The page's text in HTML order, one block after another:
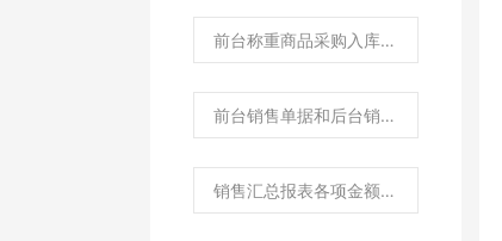
前台称重商品采购入库录入称重数量如何操作？
前台销售单据和后台销售单据笔数不一致？
销售汇总报表各项金额数据计算说明？